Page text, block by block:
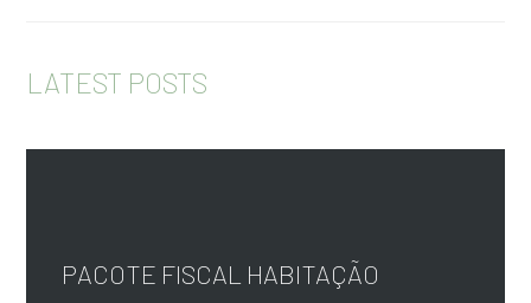
LATEST POSTS
PACOTE FISCAL HABITAÇÃO